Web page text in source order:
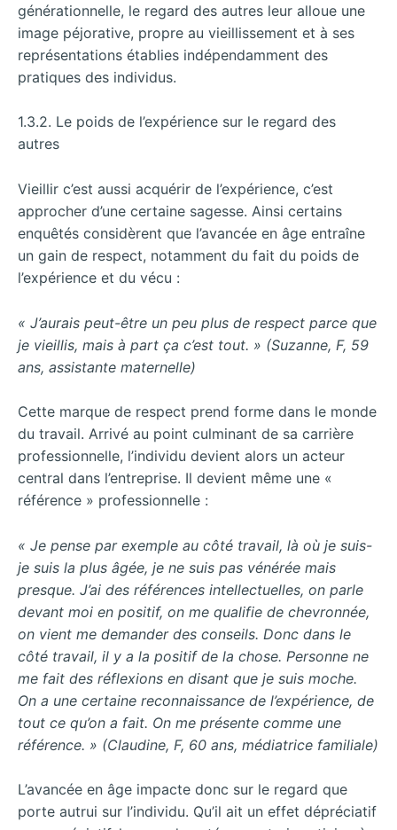
générationnelle, le regard des autres leur alloue une
image péjorative, propre au vieillissement et à ses
représentations établies indépendamment des
pratiques des individus.
1.3.2. Le poids de l’expérience sur le regard des
autres
Vieillir c’est aussi acquérir de l’expérience, c’est
approcher d’une certaine sagesse. Ainsi certains
enquêtés considèrent que l’avancée en âge entraîne
un gain de respect, notamment du fait du poids de
l’expérience et du vécu :
« J’aurais peut-être un peu plus de respect parce que
je vieillis, mais à part ça c’est tout. » (Suzanne, F, 59
ans, assistante maternelle)
Cette marque de respect prend forme dans le monde
du travail. Arrivé au point culminant de sa carrière
professionnelle, l’individu devient alors un acteur
central dans l’entreprise. Il devient même une «
référence » professionnelle :
« Je pense par exemple au côté travail, là où je suis-
je suis la plus âgée, je ne suis pas vénérée mais
presque. J’ai des références intellectuelles, on parle
devant moi en positif, on me qualifie de chevronnée,
on vient me demander des conseils. Donc dans le
côté travail, il y a la positif de la chose. Personne ne
me fait des réflexions en disant que je suis moche.
On a une certaine reconnaissance de l’expérience, de
tout ce qu’on a fait. On me présente comme une
référence. » (Claudine, F, 60 ans, médiatrice familiale)
L’avancée en âge impacte donc sur le regard que
porte autrui sur l’individu. Qu’il ait un effet dépréciatif